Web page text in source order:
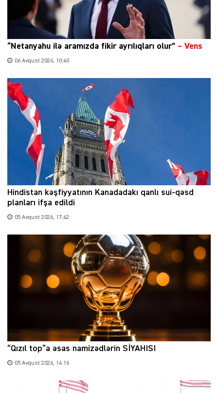
“Netanyahu ilə aramızda fikir ayrılıqları olur” – Vens
06 Avqust 2026, 10:40
Hindistan kəşfiyyatının Kanadadakı qanlı sui-qəsd
planları ifşa edildi
05 Avqust 2026, 17:42
“Qızıl top”a əsas namizədlərin SİYAHISI
05 Avqust 2026, 14:16